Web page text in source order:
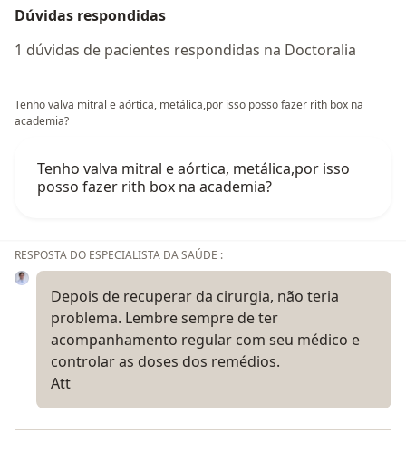
Dúvidas respondidas
1 dúvidas de pacientes respondidas na Doctoralia
Tenho valva mitral e aórtica, metálica,por isso posso fazer rith box na
academia?
Tenho valva mitral e aórtica, metálica,por isso
posso fazer rith box na academia?
RESPOSTA DO ESPECIALISTA DA SAÚDE :
Depois de recuperar da cirurgia, não teria
problema. Lembre sempre de ter
acompanhamento regular com seu médico e
controlar as doses dos remédios.
Att